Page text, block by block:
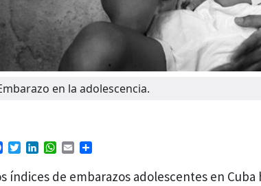
en la adolescencia.
Facebook
TwitterLinkedIn
WhatsApp
Email
índices de embarazos adolescentes en